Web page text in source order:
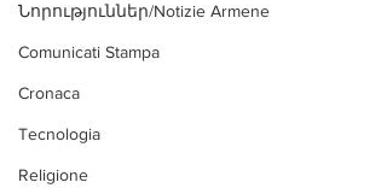
Նորություններ/Notizie Armene
Comunicati Stampa
Cronaca
Tecnologia
Religione